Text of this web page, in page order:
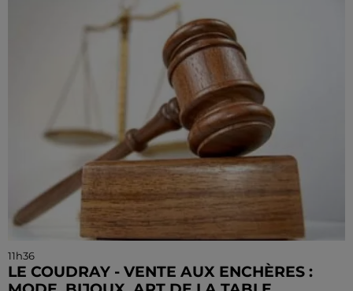
11h36
LE COUDRAY - VENTE AUX ENCHÈRES :